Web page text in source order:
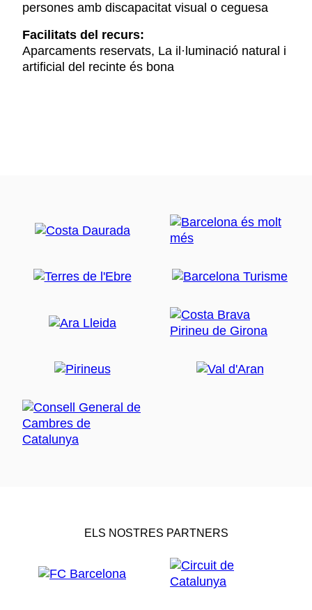
persones amb discapacitat visual o ceguesa
Facilitats del recurs:
Aparcaments reservats, La il·luminació natural i
artificial del recinte és bona
ELS NOSTRES PARTNERS